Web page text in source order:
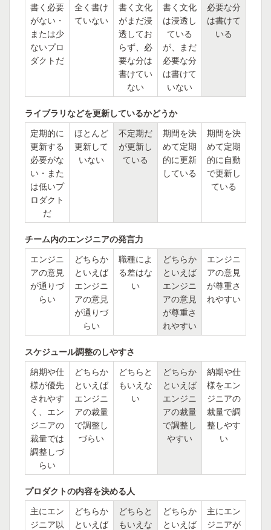
書く必要
がない・
または少
ないプロ
ダクトだ
全く書け
ていない
書く文化
がまだ浸
透してお
らず、必
要な分は
書けてい
ない
書く文化
は浸透し
ている
が、まだ
必要な分
は書けて
いない
必要な分
は書けて
いる
ライブラリなどを更新しているかどうか
定期的に
更新する
必要がな
い・また
は低いプ
ロダクト
だ
ほとんど
更新して
いない
不定期だ
が更新し
ている
期間を決
めて定期
的に更新
している
期間を決
めて定期
的に自動
で更新し
ている
チーム内のエンジニアの発言力
エンジニ
アの意見
が通りづ
らい
どちらか
といえば
エンジニ
アの意見
が通りづ
らい
職種によ
る差はな
い
どちらか
といえば
エンジニ
アの意見
が尊重さ
れやすい
エンジニ
アの意見
が尊重さ
れやすい
スケジュール調整のしやすさ
納期や仕
様が優先
されやす
く、エン
ジニアの
裁量では
調整しづ
らい
どちらか
といえば
エンジニ
アの裁量
で調整し
づらい
どちらと
もいえな
い
どちらか
といえば
エンジニ
アの裁量
で調整し
やすい
納期や仕
様をエン
ジニアの
裁量で調
整しやす
い
プロダクトの内容を決める人
主にエン
ジニア以
どちらか
といえば
どちらと
もいえな
どちらか
といえば
主にエン
ジニアが